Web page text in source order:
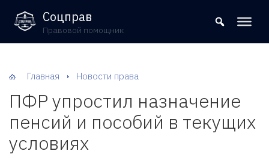
8 (800) 302-09-37
Соцправ
Правовой помощник
Главная Новости права
ПФР упростил назначение
пенсий и пособий в текущих
условиях